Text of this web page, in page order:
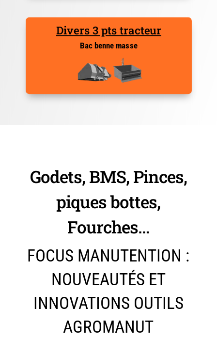
Divers 3 pts tracteur
Bac benne masse
Godets, BMS, Pinces,
piques bottes,
Fourches…
FOCUS MANUTENTION :
NOUVEAUTÉS ET
INNOVATIONS OUTILS
AGROMANUT